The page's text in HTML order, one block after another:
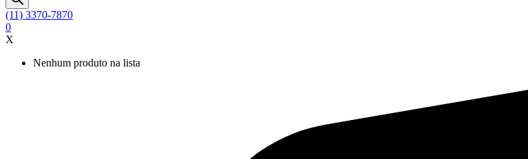
(11) 3370-7870
0
X
Nenhum produto na lista